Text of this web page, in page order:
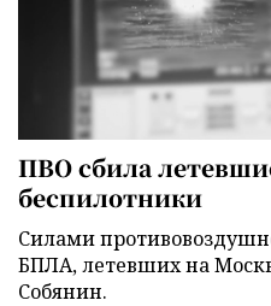
ПВО сбила
беспилотники
Силами
БПЛА, летевших на
Собянин.